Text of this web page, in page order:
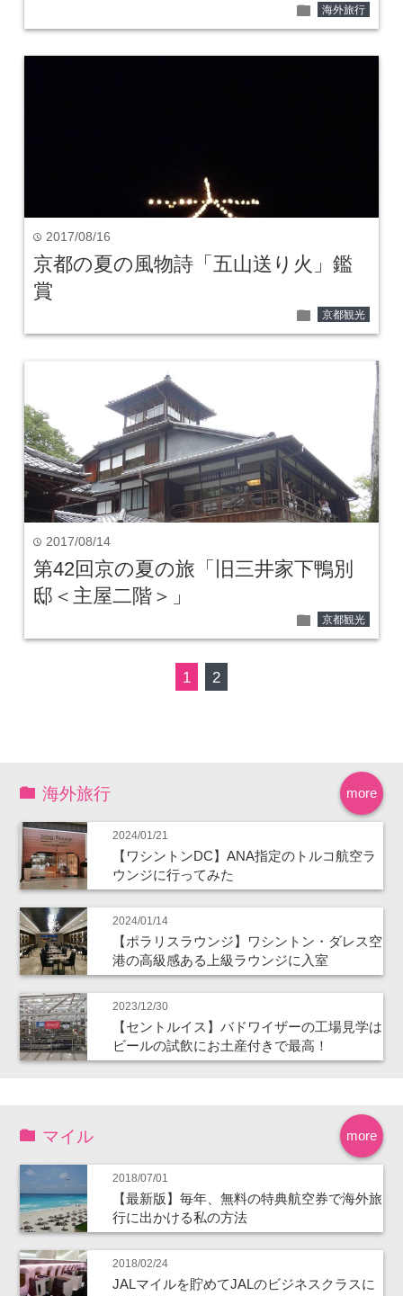
folder 海外旅行
time 2017/08/16
京都の夏の風物詩「五山送り火」鑑
賞
folder 京都観光
time 2017/08/14
第42回京の夏の旅「旧三井家下鴨別
邸＜主屋二階＞」
folder 京都観光
1 2
more
海外旅行
2024/01/21
【ワシントンDC】ANA指定のトルコ航空ラ
ウンジに行ってみた
2024/01/14
【ポラリスラウンジ】ワシントン・ダレス空
港の高級感ある上級ラウンジに入室
2023/12/30
【セントルイス】バドワイザーの工場見学は
ビールの試飲にお土産付きで最高！
more
マイル
2018/07/01
【最新版】毎年、無料の特典航空券で海外旅
行に出かける私の方法
2018/02/24
JALマイルを貯めてJALのビジネスクラスに